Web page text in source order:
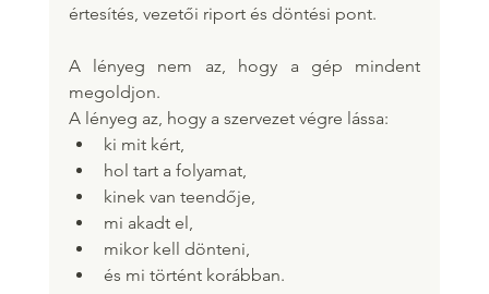
értesítés, vezetői riport és döntési pont.
A lényeg nem az, hogy a gép mindent
megoldjon.
A lényeg az, hogy a szervezet végre lássa:
ki mit kért,
hol tart a folyamat,
kinek van teendője,
mi akadt el,
mikor kell dönteni,
és mi történt korábban.